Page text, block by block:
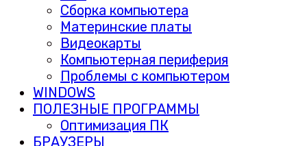
Сборка компьютера
Материнские платы
Видеокарты
Компьютерная периферия
Проблемы с компьютером
WINDOWS
ПОЛЕЗНЫЕ ПРОГРАММЫ
Оптимизация ПК
БРАУЗЕРЫ